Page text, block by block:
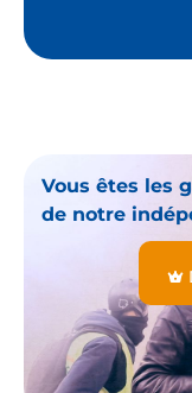
Vous êtes les
de notre